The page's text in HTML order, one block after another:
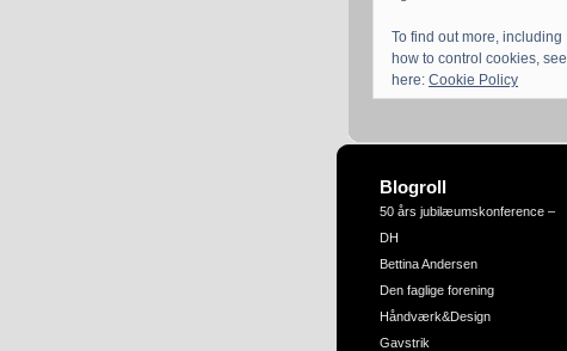
To find out more, including
how to control cookies, see
here: Cookie Policy
Blogroll
50 års jubilæumskonference –
DH
Bettina Andersen
Den faglige forening
Håndværk&Design
Gavstrik